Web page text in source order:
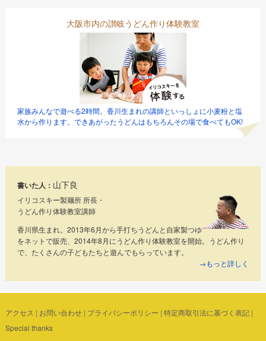
大阪市内の讃岐うどん作り体験教室
家族みんなで遊べる2時間。香川生まれの講師といっしょに小麦粉と塩
水から作ります。できあがったうどんはもちろんその場で食べてもOK!
書いた人： 山下良
イリコスキー製麺所 所長・
うどん作り体験教室講師
香川県生まれ。2013年6月から手打ちうどんと自家製つゆ
をネットで販売、2014年8月にうどん作り体験教室を開始。うどん作り
で、たくさんの子どもたちと遊んでもらっています。
→もっと詳しく
アクセス | お問い合わせ| プライバシーポリシー | 特定商取引法に基づく表記|
Special thanks